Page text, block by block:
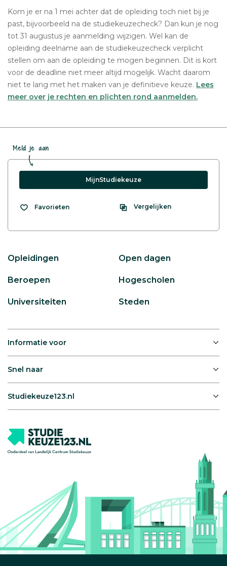
Kom je er na 1 mei achter dat de opleiding toch niet bij je
past, bijvoorbeeld na de studiekeuzecheck? Dan kun je nog
tot 31 augustus je aanmelding wijzigen. Wel kan de
opleiding deelname aan de studiekeuzecheck verplicht
stellen om aan de opleiding te mogen beginnen. Dit is kort
voor de deadline niet meer altijd mogelijk. Wacht daarom
niet te lang met het maken van je definitieve keuze. Lees
meer over je rechten en plichten rond aanmelden.
Meld je aan
MijnStudiekeuze
Favorieten Vergelijken
Opleidingen Open dagen
Beroepen Hogescholen
Universiteiten Steden
Informatie voor
Snel naar
Studiekeuze123.nl